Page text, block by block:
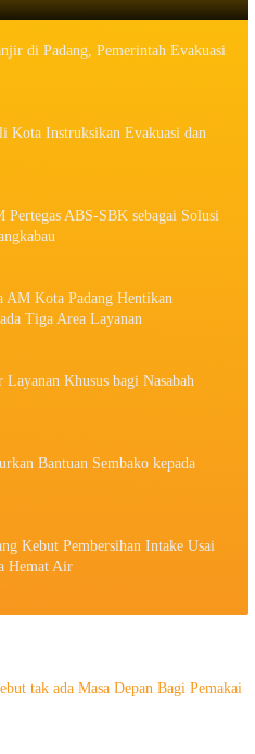
di Padang, Pemerintah Evakuasi
Kota Instruksikan Evakuasi dan
ABS-SBK sebagai Solusi
Kota Padang Hentikan
Tiga Area Layanan
Khusus bagi Nasabah
Bantuan Sembako kepada
Kebut Pembersihan Intake Usai
Hemat Air
tak ada Masa Depan Bagi Pemakai